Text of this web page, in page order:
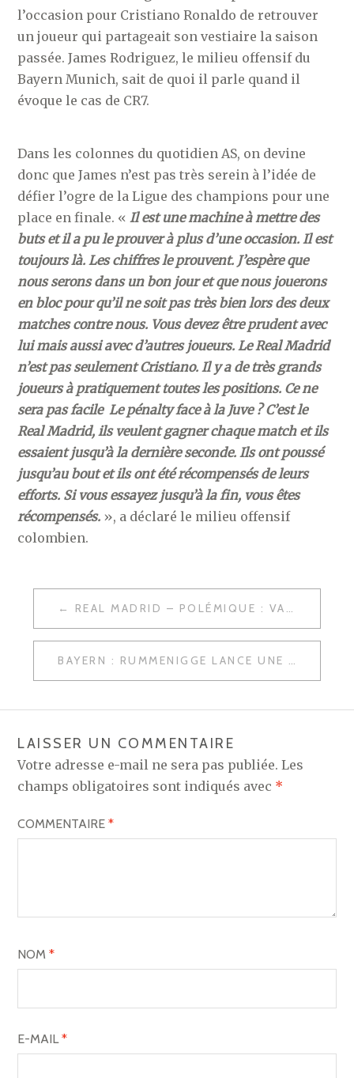
l’occasion pour Cristiano Ronaldo de retrouver
un joueur qui partageait son vestiaire la saison
passée. James Rodriguez, le milieu offensif du
Bayern Munich, sait de quoi il parle quand il
évoque le cas de CR7.
Dans les colonnes du quotidien AS, on devine
donc que James n’est pas très serein à l’idée de
défier l’ogre de la Ligue des champions pour une
place en finale. « Il est une machine à mettre des
buts et il a pu le prouver à plus d’une occasion. Il est
toujours là. Les chiffres le prouvent. J’espère que
nous serons dans un bon jour et que nous jouerons
en bloc pour qu’il ne soit pas très bien lors des deux
matches contre nous. Vous devez être prudent avec
lui mais aussi avec d’autres joueurs. Le Real Madrid
n’est pas seulement Cristiano. Il y a de très grands
joueurs à pratiquement toutes les positions. Ce ne
sera pas facile Le pénalty face à la Juve ? C’est le
Real Madrid, ils veulent gagner chaque match et ils
essaient jusqu’à la dernière seconde. Ils ont poussé
jusqu’au bout et ils ont été récompensés de leurs
efforts. Si vous essayez jusqu’à la fin, vous êtes
récompensés. », a déclaré le milieu offensif
colombien.
NAVIGATION
DE
L’ARTICLE
REAL MADRID – POLÉMIQUE : VALBUENA, ÉQUIPE DE FRANCE… LES VÉRITÉS DE KARIM BENZEMA !
BAYERN : RUMMENIGGE LANCE UNE PREMIÈRE ALERTE AU REAL MADRID
LAISSER UN COMMENTAIRE
Votre adresse e-mail ne sera pas publiée. Les
champs obligatoires sont indiqués avec *
COMMENTAIRE*
NOM*
E-MAIL*